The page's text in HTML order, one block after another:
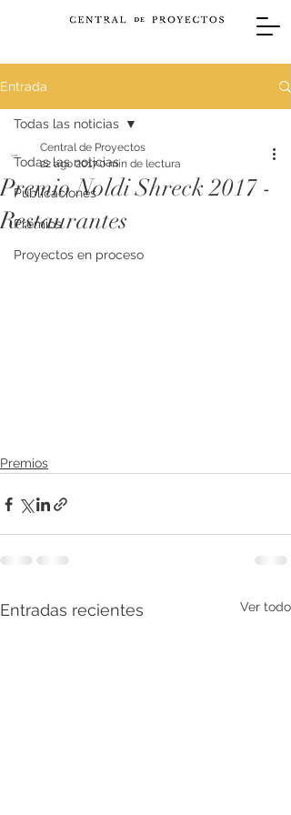
Entrada
Todas las noticias
Publicaciones
Premios
Proyectos en proceso
Todas las noticias
Premio Noldi Shreck 2017 -
Restaurantes
Central de Proyectos
22 ago 20170 min de lectura
Premios
Entradas recientes Ver todo